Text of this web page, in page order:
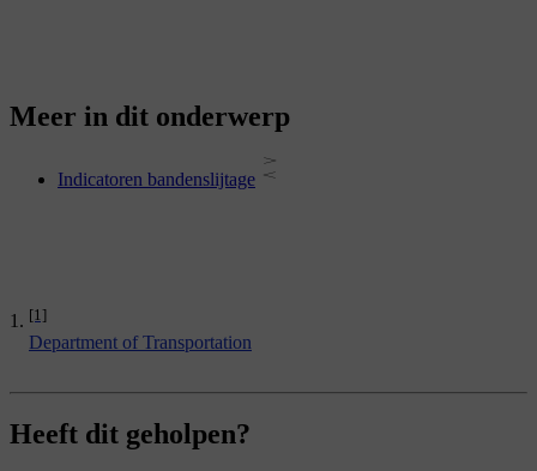
[1]
Department of Transportation
Meer in dit onderwerp
Indicatoren bandenslijtage
Heeft dit geholpen?